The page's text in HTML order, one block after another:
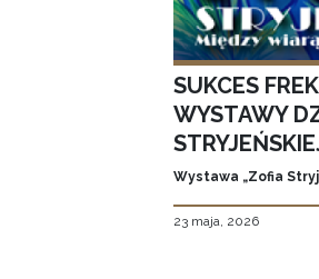
SUKCES
WYSTAWY
Wystawa „Zofia
23 maja, 2026